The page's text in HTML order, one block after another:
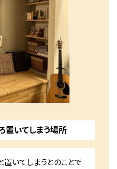
置いてしまう場所
置いてしまうとのことで